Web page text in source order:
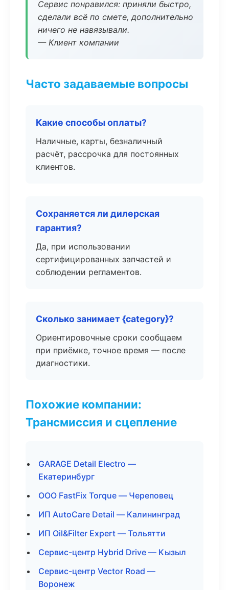
Сервис понравился: приняли быстро,
сделали всё по смете, дополнительно
ничего не навязывали.
— Клиент компании
Часто задаваемые вопросы
Какие способы оплаты?
Наличные, карты, безналичный
расчёт, рассрочка для постоянных
клиентов.
Сохраняется ли дилерская
гарантия?
Да, при использовании
сертифицированных запчастей и
соблюдении регламентов.
Сколько занимает {category}?
Ориентировочные сроки сообщаем
при приёмке, точное время — после
диагностики.
Похожие компании:
Трансмиссия и сцепление
GARAGE Detail Electro —
Екатеринбург
ООО FastFix Torque — Череповец
ИП AutoCare Detail — Калининград
ИП Oil&Filter Expert — Тольятти
Сервис-центр Hybrid Drive — Кызыл
Сервис-центр Vector Road —
Воронеж